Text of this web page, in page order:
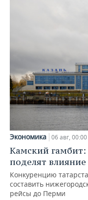
Экономика 06 авг, 00:00
Камский гамбит:
поделят
Конкуренцию
составить
рейсы до Перми